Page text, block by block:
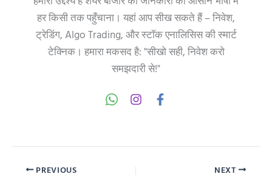
हर किसी तक पहुँचाना। यहां आप सीख सकते हैं – निवेश,
ट्रेडिंग, Algo Trading, और स्टॉक एनालिसिस की स्मार्ट
टेक्निक। हमारा मकसद है: "सीखो सही, निवेश करो
समझदारी से!"
PREVIOUS NEXT